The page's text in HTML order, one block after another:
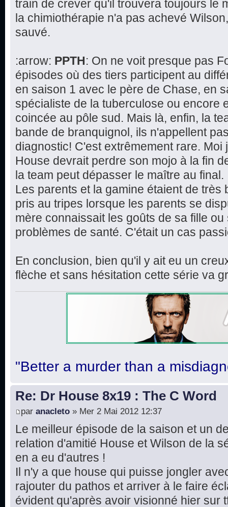
train de crever qu'il trouvera toujours le
la chimiothérapie n'a pas achevé
sauvé.
:arrow: PPTH: On ne voit presque pas
épisodes où des tiers participent au
en saison 1 avec le père de Chase, en
spécialiste de la tuberculose ou encore
coincée au pôle sud. Mais là, enfin, la
bande de branquignol, ils n'appellent
diagnostic! C'est extrêmement rare. Moi
House devrait perdre son mojo à la fin
la team peut dépasser le maître au final.
Les parents et la gamine étaient de très
pris au tripes lorsque les parents se
mère connaissait les goûts de sa fille
problèmes de santé. C'était un cas
En conclusion, bien qu'il y ait eu un
flèche et sans hésitation cette série va
"Better a murder than a
Re: Dr House 8x19 : The C Word
par anacleto » Mer 2 Mai 2012 12:37
Le meilleur épisode de la saison et un
relation d'amitié House et Wilson de la
en a eu d'autres !
Il n'y a que house qui puisse jongler
rajouter du pathos et arriver à le faire
évident qu'après avoir visionné hier sur